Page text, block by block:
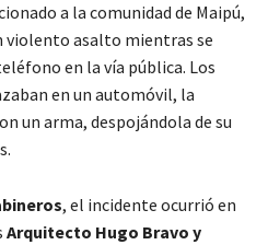
a la comunidad de Maipú,
violento asalto mientras se
en la vía pública. Los
en un automóvil, la
un arma, despojándola de su
, el incidente ocurrió en
Arquitecto Hugo Bravo y